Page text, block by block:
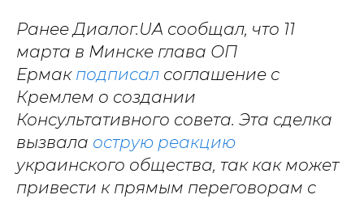
Ранее Диалог.UA сообщал, что 11
марта в Минске глава ОП
Ермак подписал соглашение с
Кремлем о создании
Консультативного совета. Эта сделка
вызвала острую реакцию
украинского общества, так как может
привести к прямым переговорам с